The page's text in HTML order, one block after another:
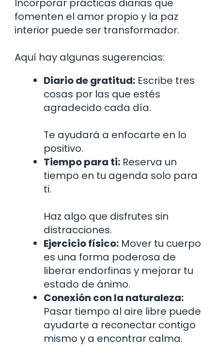
Incorporar prácticas diarias que
fomenten el amor propio y la paz
interior puede ser transformador.
Aquí hay algunas sugerencias:
Diario de gratitud: Escribe tres
cosas por las que estés
agradecido cada día.
Te ayudará a enfocarte en lo
positivo.
Tiempo para ti: Reserva un
tiempo en tu agenda solo para
ti.
Haz algo que disfrutes sin
distracciones.
Ejercicio físico: Mover tu cuerpo
es una forma poderosa de
liberar endorfinas y mejorar tu
estado de ánimo.
Conexión con la naturaleza:
Pasar tiempo al aire libre puede
ayudarte a reconectar contigo
mismo y a encontrar calma.